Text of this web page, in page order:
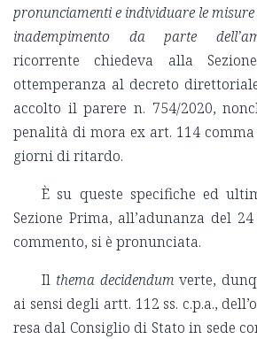
pronunciamenti e individuare le
inadempimento da parte
ricorrente chiedeva alla
ottemperanza al decreto
accolto il parere n. 754/2020,
penalità di mora ex art. 114 comma
giorni di ritardo.
È su queste specifiche ed
Sezione Prima, all’adunanza del
commento, si è pronunciata.
Il thema decidendum verte,
ai sensi degli artt. 112 ss. c.p.a.,
resa dal Consiglio di Stato in sede